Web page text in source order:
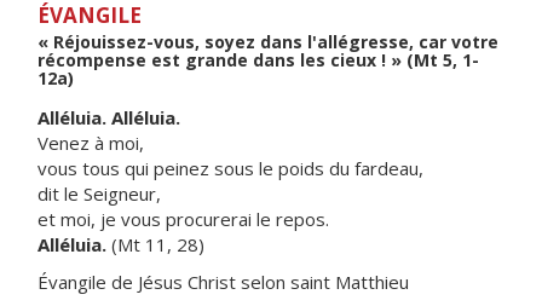
ÉVANGILE
« Réjouissez-vous, soyez dans l'allégresse, car votre
récompense est grande dans les cieux ! » (Mt 5, 1-
12a)
Alléluia. Alléluia.
Venez à moi,
vous tous qui peinez sous le poids du fardeau,
dit le Seigneur,
et moi, je vous procurerai le repos.
Alléluia. (Mt 11, 28)
Évangile de Jésus Christ selon saint Matthieu